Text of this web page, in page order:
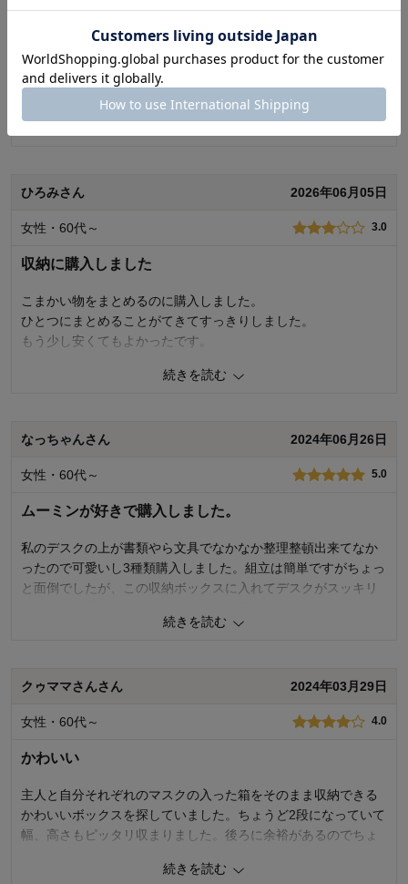
使用場所： ダイニング
商品を使う人： 自分
いろいろたまっている書類を整理しようと思い購入しました。
かわいいので見ているだけでいやされます。値下げしてたので
他の種類のものが品切れだったの が残念でした。
使用感・使いやすさ
使用場所：
購入のきっかけ：
ひろみさん 2026年06月05日
女性・60代～ 3.0
収納に購入しました
こまかい物をまとめるのに購入しました。
ひとつにまとめることがてきてすっきりしました。
もう少し安くてもよかったです。
人が参考になりました
デザイン・色
購入商品： １段引き出しボックス
使用場所：
リビング
商品を使う人： 自分
続きを読む
なっちゃんさん 2024年06月26日
女性・60代～ 5.0
ムーミンが好きで購入しました。
私のデスクの上が書類やら文具でなかなか整理整頓出来てなか
ったので可愛いし3種類購入しました。組立は簡単ですがちょっ
と面倒でしたが、この収納ボックスに入れてデスクがスッキリ
購入商品： 中身が見えるボックス
使用場所： その他
購入のきっかけ：
ネットで見つけて
商品を使う人： 自分
続きを読む
クゥママさんさん 2024年03月29日
女性・60代～ 4.0
かわいい
主人と自分それぞれのマスクの入った箱をそのまま収納できる
かわいいボックスを探していました。ちょうど2段になっていて
幅、高さもピッタリ収まりました。後ろに余裕があるのでちょ
続きを読む